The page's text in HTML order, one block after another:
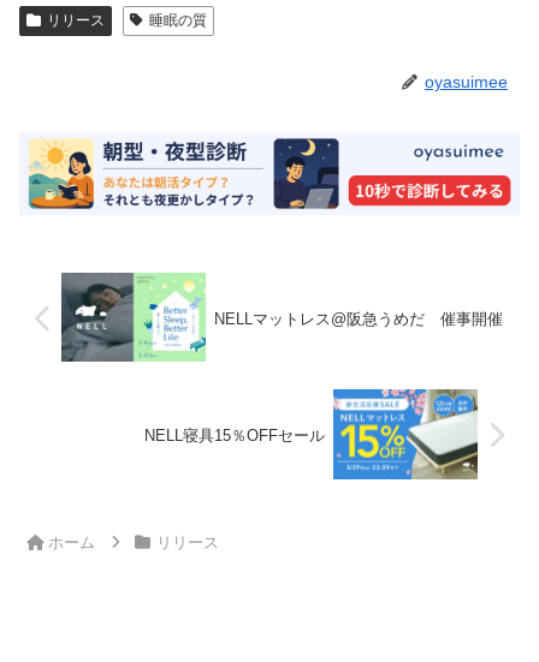
リリース 睡眠の質
oyasuimee
NELLマットレス@阪急うめだ 催事開催
NELL寝具15％OFFセール
ホーム リリース